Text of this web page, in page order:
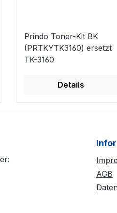
Prindo Toner-Kit BK
(PRTKYTK3160) ersetzt
TK-3160
Details
AGB